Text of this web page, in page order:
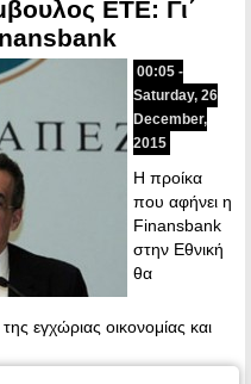
ΕΤΕ: Γι΄
00:05 -
Saturday, 26
December,
2015
Η προίκα
που αφήνει η
Finansbank
στην Εθνική
θα
εγχώριας οικονομίας και